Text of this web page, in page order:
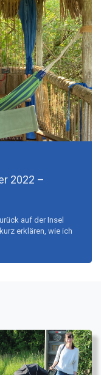
2022 –
auf der Insel
erklären, wie ich